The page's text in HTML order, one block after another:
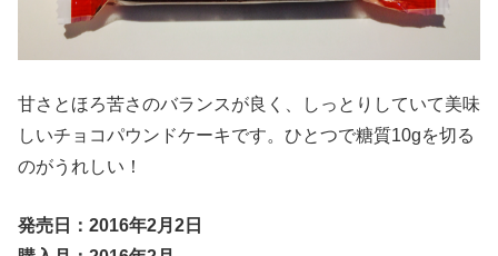
甘さとほろ苦さのバランスが良く、しっとりしていて美味
しいチョコパウンドケーキです。ひとつで糖質10gを切る
のがうれしい！
発売日：2016年2月2日